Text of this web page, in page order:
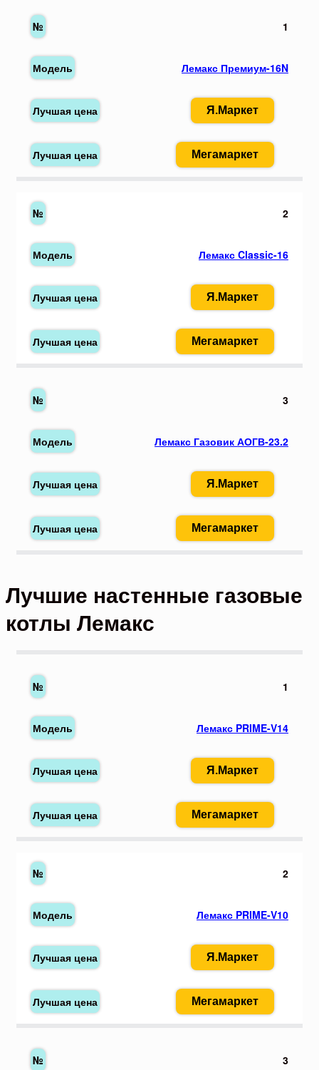
1
Лемакс Премиум-16N
Я.Маркет
Мегамаркет
2
Лемакс Classic-16
Я.Маркет
Мегамаркет
3
Лемакс Газовик АОГВ-23.2
Я.Маркет
Мегамаркет
Лучшие настенные газовые
котлы Лемакс
1
Лемакс PRIME-V14
Я.Маркет
Мегамаркет
2
Лемакс PRIME-V10
Я.Маркет
Мегамаркет
3